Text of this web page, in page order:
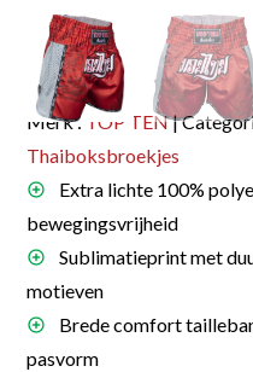
Merk : TOP TEN|
Thaiboksbroekjes
Extra lichte 100%
bewegingsvrijheid
Sublimatieprint met
motieven
Brede comfort
pasvorm